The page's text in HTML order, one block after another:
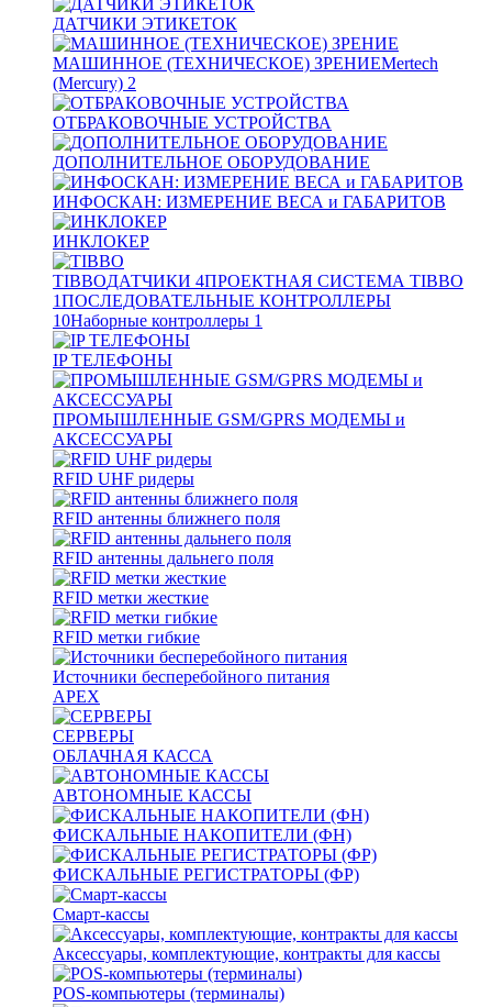
ДАТЧИКИ ЭТИКЕТОК
МАШИННОЕ (ТЕХНИЧЕСКОЕ) ЗРЕНИЕMertech
(Mercury) 2
ОТБРАКОВОЧНЫЕ УСТРОЙСТВА
ДОПОЛНИТЕЛЬНОЕ ОБОРУДОВАНИЕ
ИНФОСКАН: ИЗМЕРЕНИЕ ВЕСА и ГАБАРИТОВ
ИНКЛОКЕР
TIBBOДАТЧИКИ 4ПРОЕКТНАЯ СИСТЕМА TIBBO
1ПОСЛЕДОВАТЕЛЬНЫЕ КОНТРОЛЛЕРЫ
10Наборные контроллеры 1
IP ТЕЛЕФОНЫ
ПРОМЫШЛЕННЫЕ GSM/GPRS МОДЕМЫ и
АКСЕССУАРЫ
RFID UHF ридеры
RFID антенны ближнего поля
RFID антенны дальнего поля
RFID метки жесткие
RFID метки гибкие
Источники бесперебойного питания
APEX
СЕРВЕРЫ
ОБЛАЧНАЯ КАССА
АВТОНОМНЫЕ КАССЫ
ФИСКАЛЬНЫЕ НАКОПИТЕЛИ (ФН)
ФИСКАЛЬНЫЕ РЕГИСТРАТОРЫ (ФР)
Смарт-кассы
Аксессуары, комплектующие, контракты для кассы
POS-компьютеры (терминалы)